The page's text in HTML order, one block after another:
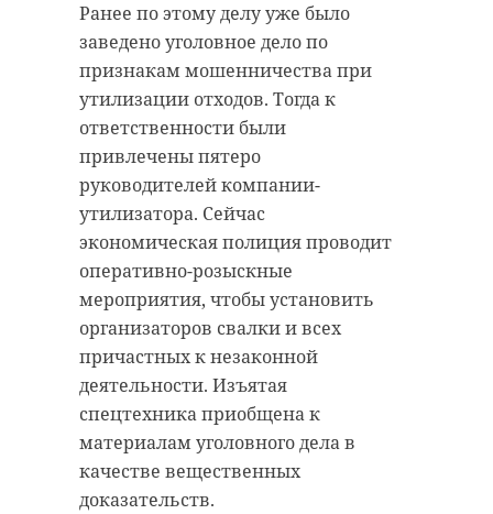
Ранее по этому делу уже было
заведено уголовное дело по
признакам мошенничества при
утилизации отходов. Тогда к
ответственности были
привлечены пятеро
руководителей компании-
утилизатора. Сейчас
экономическая полиция проводит
оперативно-розыскные
мероприятия, чтобы установить
организаторов свалки и всех
причастных к незаконной
деятельности. Изъятая
спецтехника приобщена к
материалам уголовного дела в
качестве вещественных
доказательств.
равелина Петропавловской
крепости, а затем передвижной
выставкой, побывавшей в разных
районах города. За это время её
посетили более 500 тысяч человек.
Выставка будет работать до 23
февраля. После открытия её
можно будет посетить в рамках
экскурсий по Президентской
библиотеке. Цель проекта —
сделать историю Великой
Отечественной войны доступной
широкой аудитории и сохранить
память о подвигах предков.
Фото: 47channel
Фото: Дирекция ООПТ
Ленинградской области